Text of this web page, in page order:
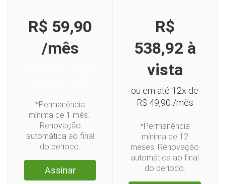
R$ 59,90
/mês
ㅤ*Permanência
mínima de 1 mês. ㅤ
Renovação
automática ao final
do período.
Assinar
R$
538,92 à
vista
ou em até 12x de
R$ 49,90 /mês
*Permanência
mínima de 12
meses. Renovação
automática ao final
do período.